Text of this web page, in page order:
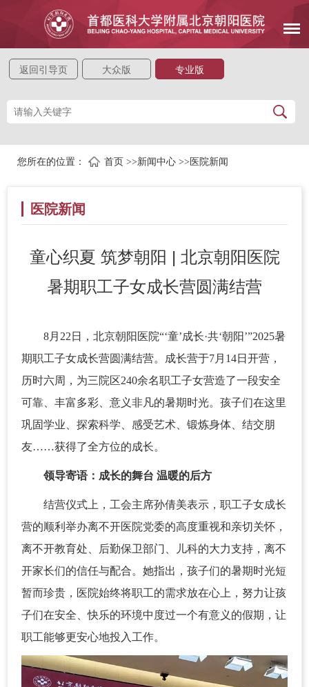
返回引导页 大众版 专业版
您所在的位置： 首页 >>新闻中心 >> 医院新闻
医院新闻
童心织夏 筑梦朝阳 | 北京朝阳医院
暑期职工子女成长营圆满结营
8月22日，北京朝阳医院“‘童’成长·共‘朝阳’”2025暑
期职工子女成长营圆满结营。成长营于7月14日开营，
历时六周，为三院区240余名职工子女营造了一段安全
可靠、丰富多彩、意义非凡的暑期时光。孩子们在这里
巩固学业、探索科学、感受艺术、锻炼身体、结交朋
友……获得了全方位的成长。
领导寄语：成长的舞台 温暖的后方
结营仪式上，工会主席孙倩美表示，职工子女成长
营的顺利举办离不开医院党委的高度重视和亲切关怀，
离不开教育处、后勤保卫部门、儿科的大力支持，离不
开家长们的信任与配合。她指出，孩子们的暑期时光短
暂而珍贵，医院始终将职工的需求放在心上，努力让孩
子们在安全、快乐的环境中度过一个有意义的假期，让
职工能够更安心地投入工作。